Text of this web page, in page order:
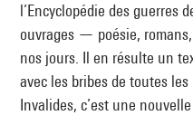
l’Encyclopédie des guerres
ouvrages — poésie,
nos jours. Il en résulte un
avec les bribes de toutes
Invalides, c’est une